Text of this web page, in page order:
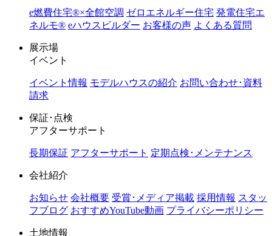
e燃費住宅®︎×全館空調 ゼロエネルギー住宅 発電住宅エ
ネルモ®︎ eハウスビルダー お客様の声 よくある質問
展示場
イベント
イベント情報 モデルハウスの紹介 お問い合わせ･資料
請求
保証･点検
アフターサポート
長期保証 アフターサポート 定期点検･メンテナンス
会社紹介
お知らせ 会社概要 受賞･メディア掲載 採用情報 スタッ
フブログ おすすめYouTube動画 プライバシーポリシー
土地情報